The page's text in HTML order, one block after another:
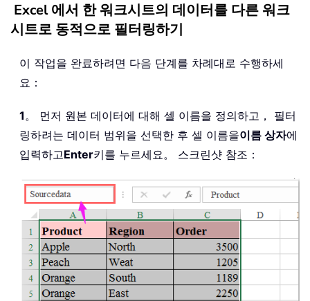
Excel 에서 한 워크시트의 데이터를 다른 워크
시트로 동적으로 필터링하기
이 작업을 완료하려면 다음 단계를 차례대로 수행하세
요：
1。 먼저 원본 데이터에 대해 셀 이름을 정의하고， 필터
링하려는 데이터 범위을 선택한 후 셀 이름을이름 상자에
입력하고Enter키를 누르세요。 스크린샷 참조：